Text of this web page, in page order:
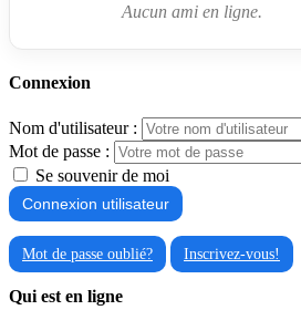
Aucun ami en ligne.
Connexion
Nom d'utilisateur :
Mot de passe :
Se souvenir de moi
Mot de passe oublié? Inscrivez-vous!
Qui est en ligne